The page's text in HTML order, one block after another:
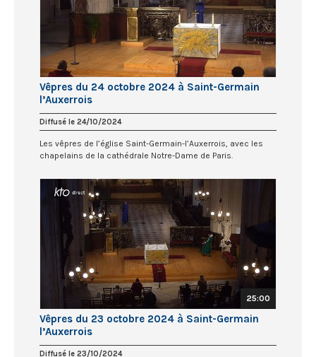
Vêpres du 24 octobre 2024 à Saint-Germain
l’Auxerrois
Diffusé le 24/10/2024
Les vêpres de l’église Saint-Germain-l’Auxerrois, avec les
chapelains de la cathédrale Notre-Dame de Paris.
25:00
Vêpres du 23 octobre 2024 à Saint-Germain
l’Auxerrois
Diffusé le 23/10/2024